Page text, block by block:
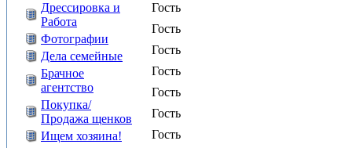
Дрессировка и
Работа
Фотографии
Дела семейные
Брачное
агентство
Покупка/
Продажа щенков
Ищем хозяина!
Гость
Гость
Гость
Гость
Гость
Гость
Гость